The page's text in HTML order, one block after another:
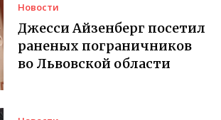
Новости
Джесси Айзенберг посетил
раненых пограничников
во Львовской области